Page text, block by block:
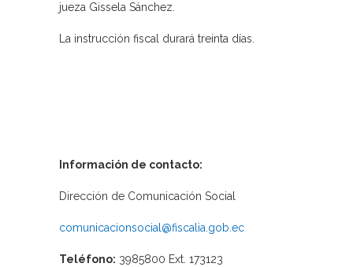
jueza Gissela Sánchez.
La instrucción fiscal durará treinta días.
Información de contacto:
Dirección de Comunicación Social
comunicacionsocial@fiscalia.gob.ec
Teléfono: 3985800 Ext. 173123